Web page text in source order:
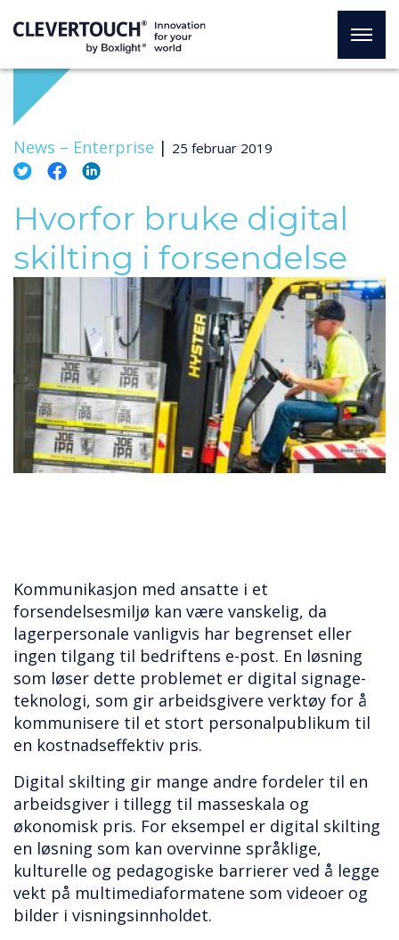
News – Enterprise | 25 februar 2019
Hvorfor bruke digital
skilting i forsendelse
Kommunikasjon med ansatte i et
forsendelsesmiljø kan være vanskelig, da
lagerpersonale vanligvis har begrenset eller
ingen tilgang til bedriftens e-post. En løsning
som løser dette problemet er digital signage-
teknologi, som gir arbeidsgivere verktøy for å
kommunisere til et stort personalpublikum til
en kostnadseffektiv pris.
Digital skilting gir mange andre fordeler til en
arbeidsgiver i tillegg til masseskala og
økonomisk pris. For eksempel er digital skilting
en løsning som kan overvinne språklige,
kulturelle og pedagogiske barrierer ved å legge
vekt på multimediaformatene som videoer og
bilder i visningsinnholdet.